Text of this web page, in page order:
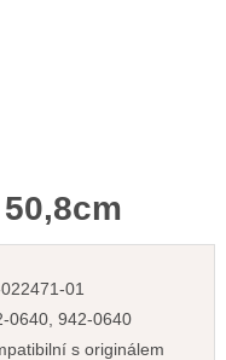
01
0640, 942-0640
s originálem